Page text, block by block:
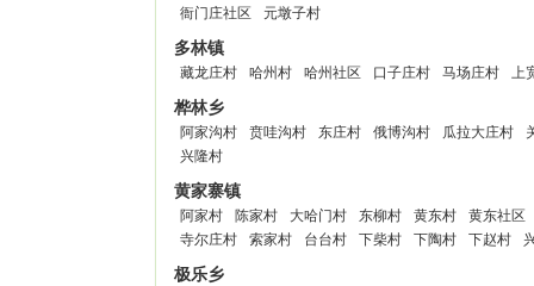
衙门庄社区 元墩子村
多林镇
藏龙庄村 哈州村 哈州社区 口子庄村 马场庄村 上
桦林乡
阿家沟村 贲哇沟村 东庄村 俄博沟村 瓜拉大庄村
兴隆村
黄家寨镇
阿家村 陈家村 大哈门村 东柳村 黄东村 黄东社区
寺尔庄村 索家村 台台村 下柴村 下陶村 下赵村
极乐乡